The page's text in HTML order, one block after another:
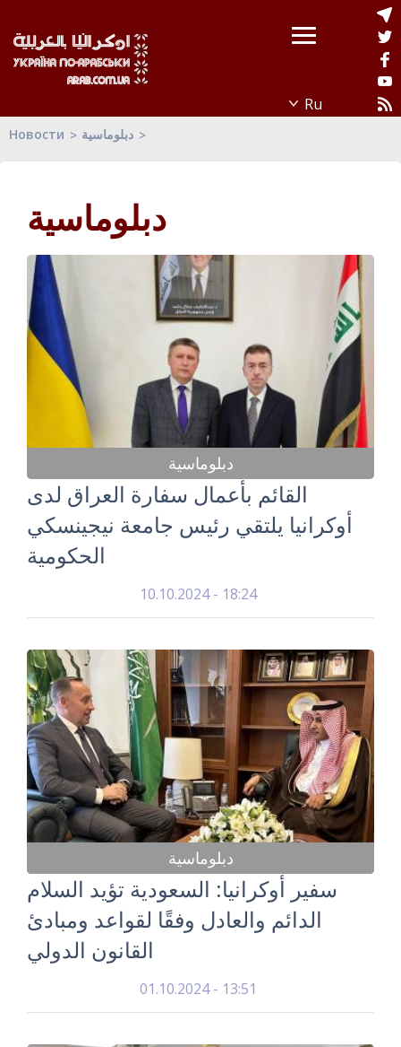
Новости دبلوماسية
دبلوماسية
دبلوماسية
القائم بأعمال سفارة العراق لدى
أوكرانيا يلتقي رئيس جامعة نيجينسكي
الحكومية
10.10.2024 - 18:24
دبلوماسية
سفير أوكرانيا: السعودية تؤيد السلام
الدائم والعادل وفقًا لقواعد ومبادئ
القانون الدولي
01.10.2024 - 13:51